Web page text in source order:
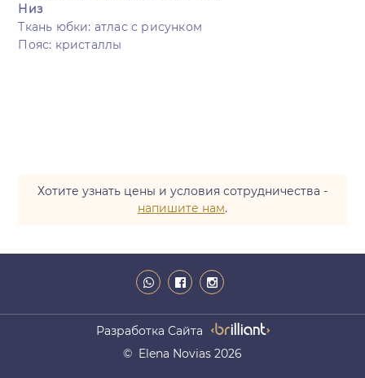
Низ
Ткань юбки: атлас с рисунком
Пояс: кристаллы
Хотите узнать цены и условия сотрудничества -
напишите нам.
Разработка Сайта
© Elena Novias 2026